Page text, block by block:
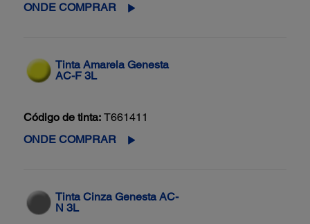
ONDE COMPRAR
Tinta Amarela Genesta
AC-F 3L
Código de tinta: T661411
ONDE COMPRAR
Tinta Cinza Genesta AC-
N 3L